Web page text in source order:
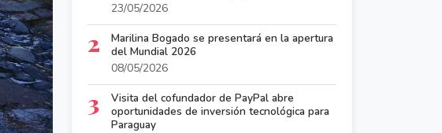
23/05/2026
2
Marilina Bogado se presentará en la apertura
del Mundial 2026
08/05/2026
3
Visita del cofundador de PayPal abre
oportunidades de inversión tecnológica para
Paraguay